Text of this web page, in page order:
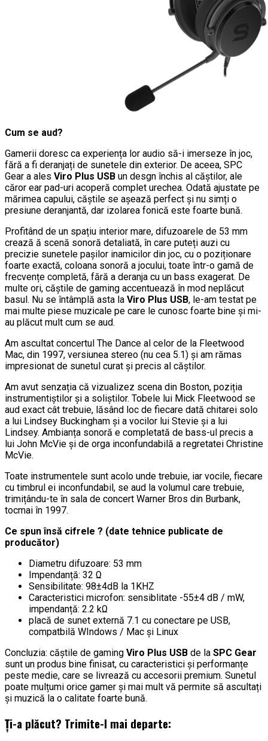
Cum se aud?
Gamerii doresc ca experiența lor audio să-i imerseze în joc,
fără a fi deranjați de sunetele din exterior. De aceea, SPC
Gear a ales Viro Plus USB un desgn închis al căștilor, ale
căror ear pad-uri acoperă complet urechea. Odată ajustate pe
mărimea capului, căștile se așează perfect și nu simți o
presiune deranjantă, dar izolarea fonică este foarte bună.
Profitând de un spațiu interior mare, difuzoarele de 53 mm
crează ă scenă sonoră detaliată, în care puteți auzi cu
precizie sunetele pașilor inamicilor din joc, cu o poziționare
foarte exactă, coloana sonoră a jocului, toate într-o gamă de
frecvențe completă, fără a deranja cu un bass exagerat. De
multe ori, căștile de gaming accentuează în mod neplăcut
basul. Nu se întâmplă asta la Viro Plus USB, le-am testat pe
mai multe piese muzicale pe care le cunosc foarte bine și mi-
au plăcut mult cum se aud.
Am ascultat concertul The Dance al celor de la Fleetwood
Mac, din 1997, versiunea stereo (nu cea 5.1) și am rămas
impresionat de sunetul curat și precis al căștilor.
Am avut senzația că vizualizez scena din Boston, poziția
instrumentiștilor și a soliștilor. Tobele lui Mick Fleetwood se
aud exact cât trebuie, lăsând loc de fiecare dată chitarei solo
a lui Lindsey Buckingham și a vocilor lui Stevie și a lui
Lindsey. Ambianța sonoră e completată de bass-ul precis a
lui John McVie și de orga inconfundabilă a regretatei Christine
McVie.
Toate instrumentele sunt acolo unde trebuie, iar vocile, fiecare
cu timbrul ei inconfundabil, se aud la volumul care trebuie,
trimițându-te în sala de concert Warner Bros din Burbank,
tocmai în 1997.
Ce spun însă cifrele ? (date tehnice publicate de
producător)
Diametru difuzoare: 53 mm
Impendanță: 32 Ω
Sensibilitate: 98±4dB la 1KHZ
Caracteristici microfon: sensiblitate -55±4 dB / mW,
impendanță: 2.2 kΩ
placă de sunet externă 7.1 cu conectare pe USB,
compatbilă WIndows / Mac și Linux
Concluzia: căștile de gaming Viro Plus USB de la SPC Gear
sunt un produs bine finisat, cu caracteristici și performanțe
peste medie, care se livrează cu accesorii premium. Sunetul
poate mulțumi orice gamer și mai mult vă permite să ascultați
și muzică la o calitate foarte bună.
Ți-a plăcut? Trimite-l mai departe: